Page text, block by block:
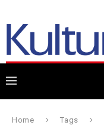
Home Tags